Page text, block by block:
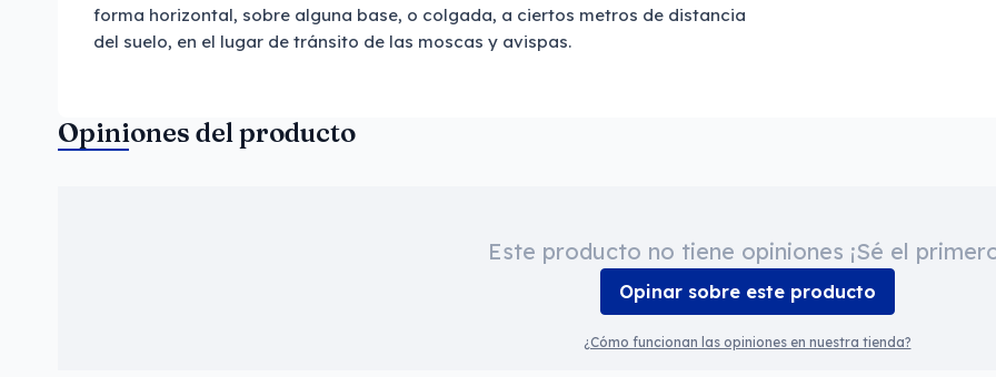
forma horizontal, sobre alguna base, o colgada, a ciertos metros de distancia
del suelo, en el lugar de tránsito de las moscas y avispas.
Opiniones del producto
Este producto no tiene opiniones ¡Sé el
Opinar sobre este producto
¿Cómo funcionan las opiniones en nuestra tienda?